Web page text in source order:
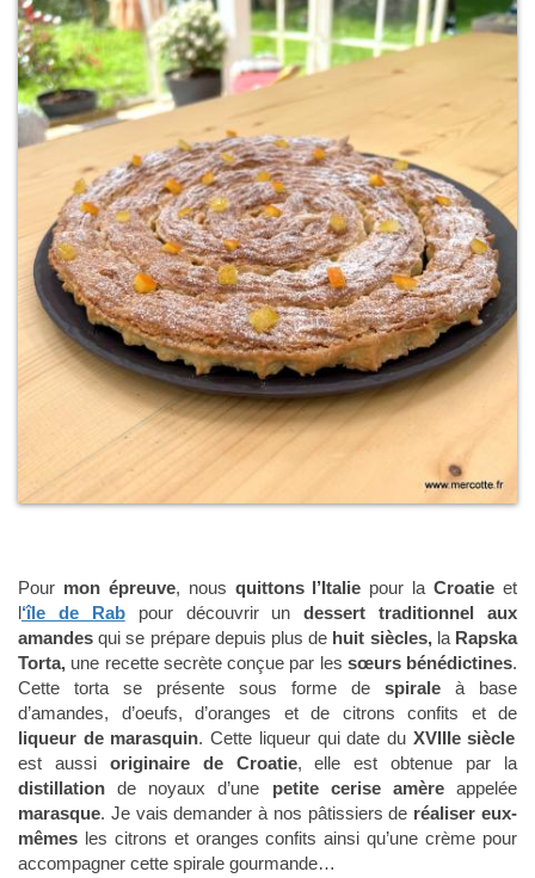
Pour mon épreuve, nous quittons l’Italie pour laCroatie et
l‘île de Rabpour découvrir undessert traditionnel aux
amandes qui se prépare depuis plus de huit siècles, la Rapska
Torta, une recette secrète conçue par les sœurs bénédictines.
Cette torta se présente sous forme de spirale à base
d’amandes, d’oeufs, d’oranges et de citrons confits et de
liqueur de marasquin. Cette liqueur qui date du XVIIIe siècle
est aussi originaire de Croatie, elle est obtenue par la
distillation de noyaux d’une petite cerise amèreappelée
marasque. Je vais demander à nos pâtissiers de réaliser eux-
mêmes les citrons et oranges confits ainsi qu’une crème pour
accompagner cette spirale gourmande…